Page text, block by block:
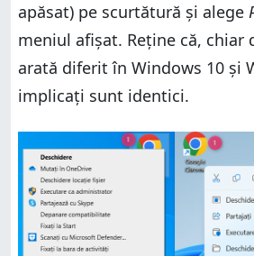
apăsat) pe scurtătură și alege
meniul afișat. Reține că, chiar
arată diferit în Windows 10 și
implicați sunt identici.